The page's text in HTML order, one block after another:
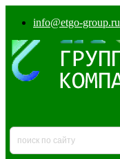
info@etgo-group.ru